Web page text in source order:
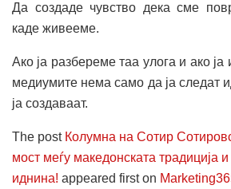
Да создаде чувство дека сме
каде живееме.
Ако ја разбереме таа улога и ако
медиумите нема само да ја следат
ја создаваат.
The post Колумна на Сотир
мост меѓу македонската традиција
иднина! appeared first on